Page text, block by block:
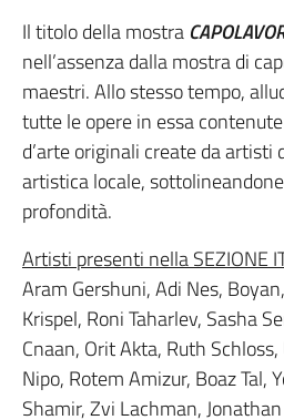
Il titolo della mostra
nell’assenza dalla mostra di
maestri.Allo stesso tempo,
tutte le opere in essa
d’arte originali create da artisti
artistica locale,
profondità.
Artisti presenti nella SEZIONE
Aram Gershuni, Adi Nes,
Krispel, Roni Taharlev, Sasha
Cnaan, Orit Akta, Ruth
Nipo, Rotem Amizur, Boaz Tal,
Shamir, Zvi Lachman,